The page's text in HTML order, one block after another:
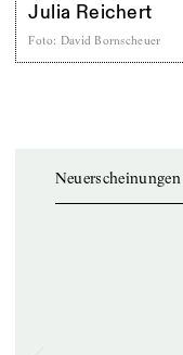
Julia Reichert
Foto: David Bornscheuer